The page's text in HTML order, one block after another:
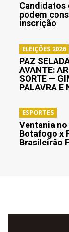
Candidatos
podem
inscrição
ELEIÇÕES 2026
PAZ
AVANTE:
SORTE —
PALAVRA E
ESPORTES
Ventania no
Botafogo x
Brasileirão